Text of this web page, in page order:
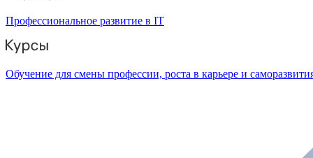
Профессиональное развитие в IT
Обучение для смены профессии, роста в карьере и